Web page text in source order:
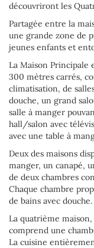
découvriront les
Partagée entre la
une grande zone de
jeunes enfants et
La Maison Principale
300 mètres carrés,
climatisation, de
douche, un grand
salle à manger
hall/salon avec
avec une table à
Deux des maisons
manger, un canapé,
de deux chambres
Chaque chambre
de bains avec douche.
La quatrième
comprend une
La cuisine